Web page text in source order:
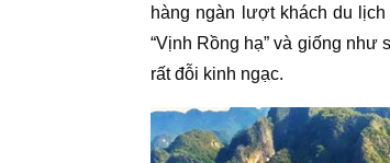
hàng ngàn lượt khách du
“Vịnh Rồng hạ” và giống như
rất đỗi kinh ngạc.